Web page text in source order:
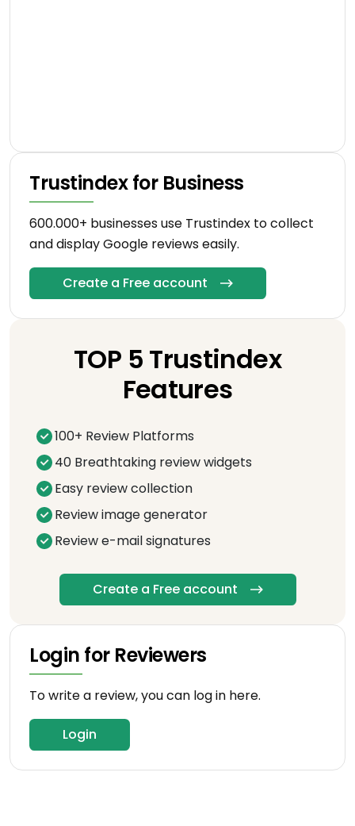
Trustindex for Business
600.000+ businesses use Trustindex to collect
and display Google reviews easily.
Create a Free account
TOP 5 Trustindex
Features
100+ Review Platforms
40 Breathtaking review widgets
Easy review collection
Review image generator
Review e-mail signatures
Create a Free account
Login for Reviewers
To write a review, you can log in here.
Login